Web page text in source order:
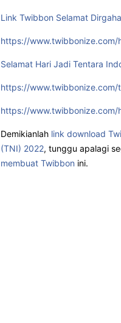
Link Twibbon Selamat
https://www.twibbonize.com/
Selamat Hari Jadi Tentara
https://www.twibbonize.com/
https://www.twibbonize.com/
Demikianlah link download
(TNI) 2022, tunggu apalagi
membuat Twibbon ini.